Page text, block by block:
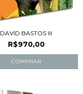
DAVID BASTOS III
R$970,00